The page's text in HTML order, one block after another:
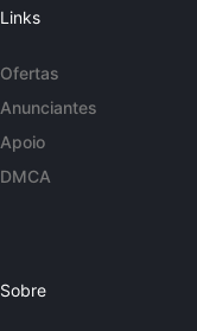
Links
Ofertas
Anunciantes
Apoio
DMCA
Sobre